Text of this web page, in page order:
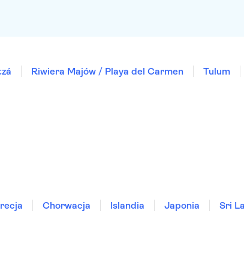
Riwiera Majów / Playa del Carmen Tulum
Chorwacja Islandia Japonia Sri